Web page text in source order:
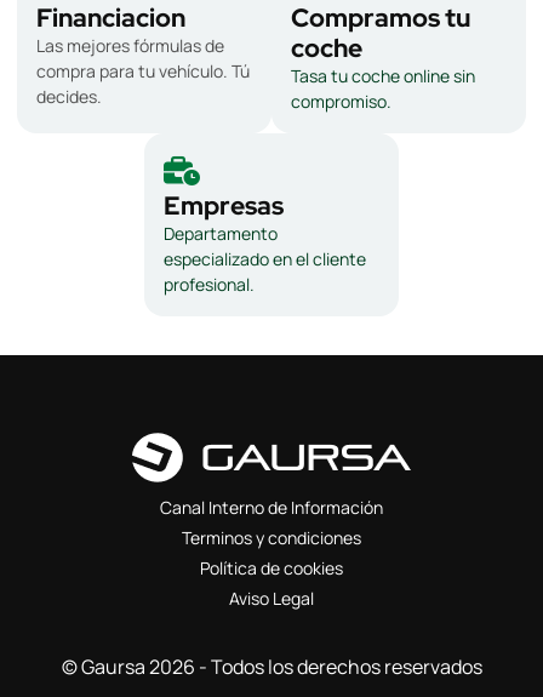
Financiacion
Las mejores fórmulas de
compra para tu vehículo. Tú
decides.
Compramos tu
coche
Tasa tu coche online sin
compromiso.
Empresas
Departamento
especializado en el cliente
profesional.
Canal Interno de Información
Terminos y condiciones
Política de cookies
Aviso Legal
© Gaursa 2026 - Todos los derechos reservados